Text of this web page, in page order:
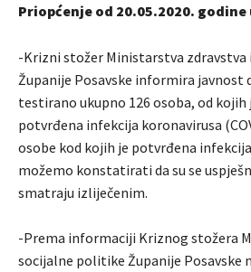
Priopćenje od 20.05.2020. godine
-Krizni stožer Ministarstva
Županije Posavske informira javnost
testirano ukupno 126 osoba, od kojih
potvrđena infekcija koronavirusa
osobe kod kojih je potvrđena
možemo konstatirati da su se
smatraju izliječenim.
-Prema informaciji Kriznog stožera
socijalne politike Županije Posavske